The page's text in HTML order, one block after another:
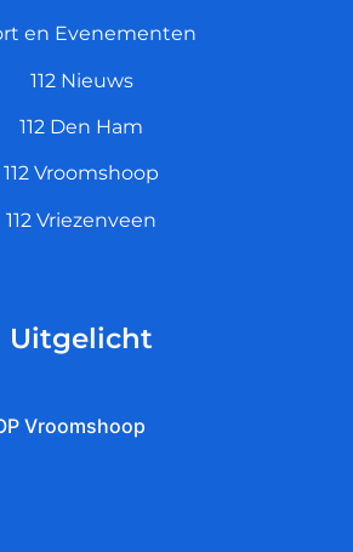
en Evenementen
112 Nieuws
112 Den Ham
112 Vroomshoop
112 Vriezenveen
Uitgelicht
Vroomshoop